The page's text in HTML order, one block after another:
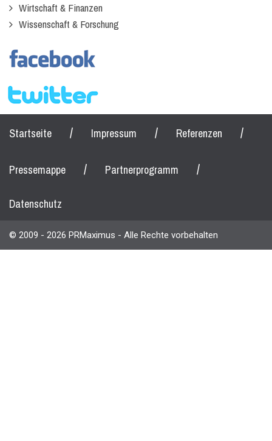
Wirtschaft & Finanzen
Wissenschaft & Forschung
Startseite / Impressum / Referenzen /
Pressemappe / Partnerprogramm /
Datenschutz
© 2009 - 2026 PRMaximus - Alle Rechte vorbehalten